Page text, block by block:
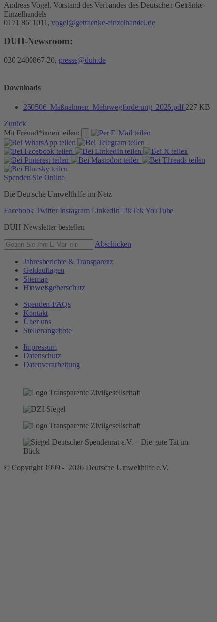
Andreas Vogel, Vorstand des Verbandes des Deutschen Getränke-
Einzelhandels
0171 8611011, vogel@getraenke-einzelhandel.de
DUH-Newsroom:
030 2400867-20, presse@duh.de
Downloads
250506_Maßnahmen_Mehrwegförderung_2025.pdf 227 KB
Zurück
Mit Freund*innen teilen:
Spenden Sie Online
Die Deutsche Umwelthilfe im Netz
Facebook Twitter Instagram LinkedIn TikTok YouTube
DUH Newsletter bestellen
Abschicken
Jahresberichte & Transparenz
Geldauflagen
Sitemap
Hinweisgeberschutz
Spenden-FAQs
Kontakt
Über uns
Stellenangebote
Impressum
Datenschutz
Datenverarbeitung
© Copyright 1999 - 2026 Deutsche Umwelthilfe e.V.